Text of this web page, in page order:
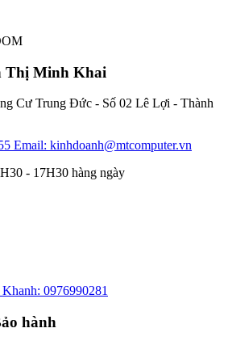
Thị Minh Khai
Cư Trung Đức - Số 02 Lê Lợi - Thành
Email: kinhdoanh@mtcomputer.vn
- 17H30 hàng ngày
0976990281
hành